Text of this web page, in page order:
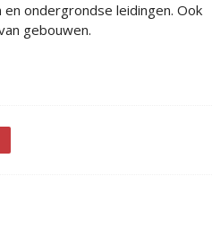
ondergrondse leidingen. Ook
gebouwen.